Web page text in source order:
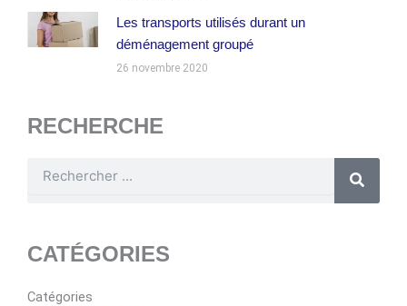
Les transports utilisés durant un
déménagement groupé
26 novembre 2020
RECHERCHE
CATÉGORIES
Catégories